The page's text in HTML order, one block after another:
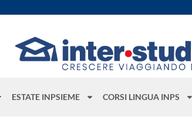
ESTATE INPSIEME CORSI LINGUA INPS